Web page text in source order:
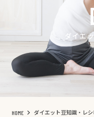
ダイエ
HOME ダイエット豆知識・レシ